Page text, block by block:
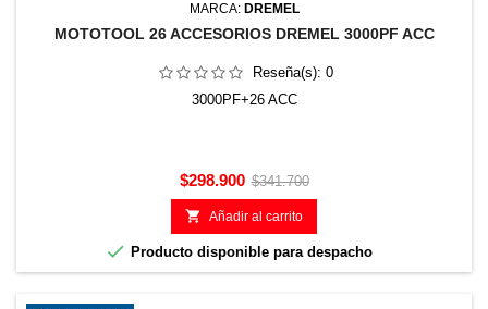
MARCA: DREMEL
MOTOTOOL 26 ACCESORIOS DREMEL 3000PF ACC
Reseña(s): 0
3000PF+26 ACC
Precio
$298.900 Precio
base
$341.700
 Añadir al carrito
 Producto disponible para despacho